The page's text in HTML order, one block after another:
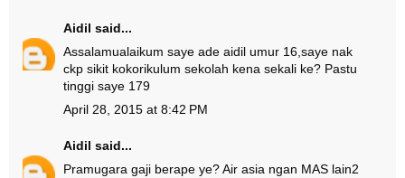
Aidil said...
Assalamualaikum saye ade aidil umur 16,saye nak
ckp sikit kokorikulum sekolah kena sekali ke? Pastu
tinggi saye 179
April 28, 2015 at 8:42 PM
Aidil said...
Pramugara gaji berape ye? Air asia ngan MAS lain2